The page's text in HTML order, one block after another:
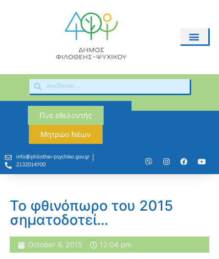
Γίνε εθελοντής
Μητρώο Νέων
info@philothei-psychiko.gov.gr
2132014700
Το φθινόπωρο του 2015
σηματοδοτεί…
October 6, 2015 12:04 pm